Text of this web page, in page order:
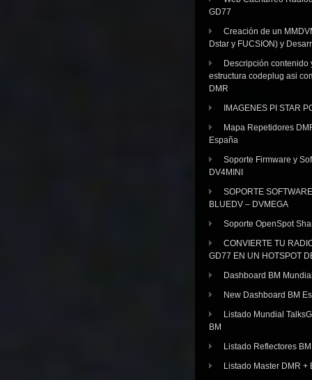
GD77
Creación de un
Dstar y FUCSION) y
Descripción contenido
estructura codeplug asi
DMR
IMAGENES PI STAR
Mapa Repetidores
España
Soporte Firmware y
DV4MINI
SOPORTE SOFTWARE
BLUEDV – DVMEGA
Soporte OpenSpot
CONVIERTE TU
GD77 EN UN HOTSPOT
Dashboard BM
New Dashboard BM
Listado Mundial
BM
Listado Reflectores BM
Listado Master DMR +